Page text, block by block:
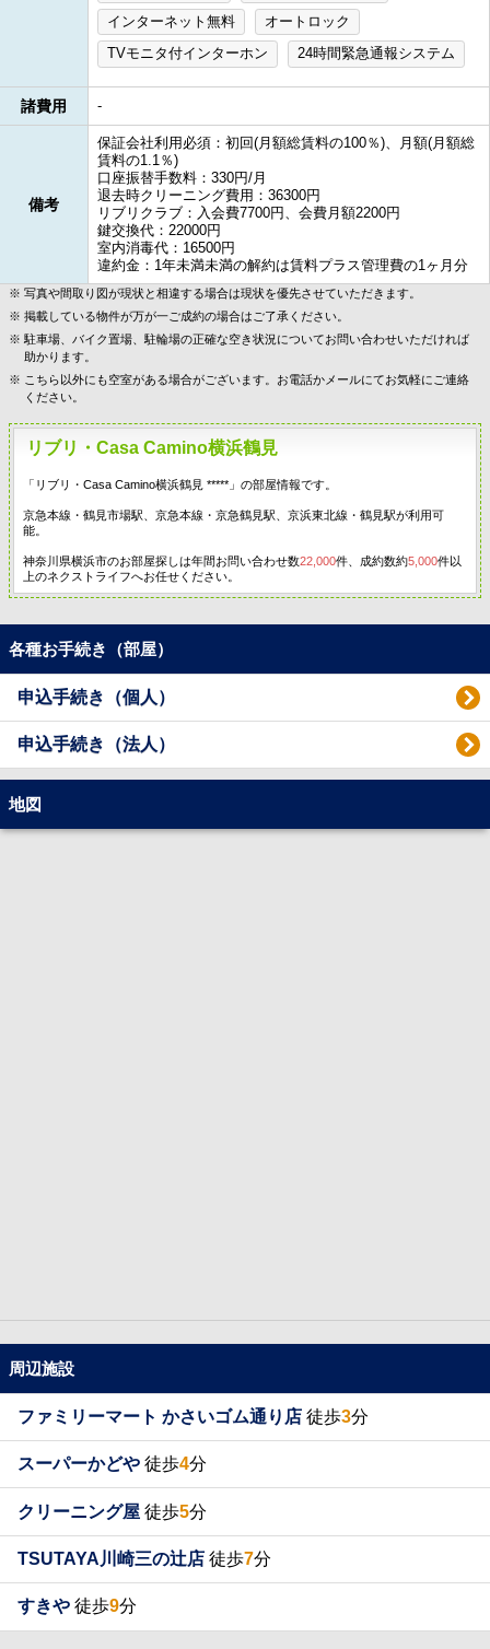
インターネット無料
オートロック
TVモニタ付インターホン
24時間緊急通報システム
諸費用 -
備考
保証会社利用必須：初回(月額総賃料の100％)、月額(月額総
賃料の1.1％)
口座振替手数料：330円/月
退去時クリーニング費用：36300円
リブリクラブ：入会費7700円、会費月額2200円
鍵交換代：22000円
室内消毒代：16500円
違約金：1年未満未満の解約は賃料プラス管理費の1ヶ月分
写真や間取り図が現状と相違する場合は現状を優先させていただきます。
掲載している物件が万が一ご成約の場合はご了承ください。
駐車場、バイク置場、駐輪場の正確な空き状況についてお問い合わせいただければ
助かります。
こちら以外にも空室がある場合がございます。お電話かメールにてお気軽にご連絡
ください。
リブリ・Casa Camino横浜鶴見
「リブリ・Casa Camino横浜鶴見 *****」の部屋情報です。
京急本線・鶴見市場駅、京急本線・京急鶴見駅、京浜東北線・鶴見駅が利用可
能。
神奈川県横浜市のお部屋探しは年間お問い合わせ数22,000件、成約数約5,000件以
上のネクストライフへお任せください。
各種お手続き（部屋）
申込手続き（個人）
申込手続き（法人）
地図
周辺施設
ファミリーマート かさいゴム通り店 徒歩3分
スーパーかどや 徒歩4分
クリーニング屋 徒歩5分
TSUTAYA川崎三の辻店 徒歩7分
すきや 徒歩9分